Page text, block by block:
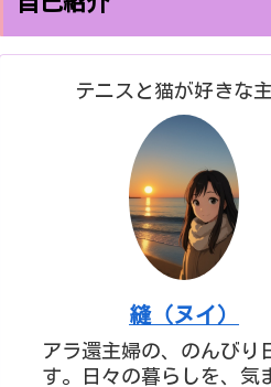
テニスと猫が好きな
縫（ヌイ）
アラ還主婦の、のんびり
す。日々の暮らしを、気